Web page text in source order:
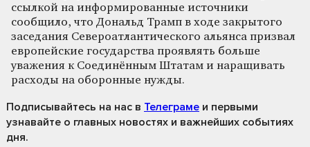
ссылкой на информированные источники
сообщило, что Дональд Трамп в ходе закрытого
заседания Североатлантического альянса призвал
европейские государства проявлять больше
уважения к Соединённым Штатам и наращивать
расходы на оборонные нужды.
Подписывайтесь на нас в Телеграме и первыми
узнавайте о главных новостях и важнейших событиях
дня.